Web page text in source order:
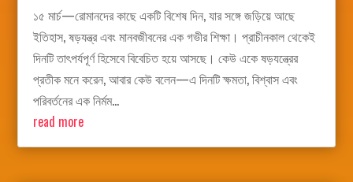
১৫ মার্চ—রোমানদের কাছে একটি বিশেষ দিন, যার সঙ্গে জড়িয়ে আছে
ইতিহাস, ষড়যন্ত্র এবং মানবজীবনের এক গভীর শিক্ষা। প্রাচীনকাল থেকেই
দিনটি তাৎপর্যপূর্ণ হিসেবে বিবেচিত হয়ে আসছে। কেউ একে ষড়যন্ত্রের
প্রতীক মনে করেন, আবার কেউ বলেন—এ দিনটি ক্ষমতা, বিশ্বাস এবং
পরিবর্তনের এক নির্মম...
read more